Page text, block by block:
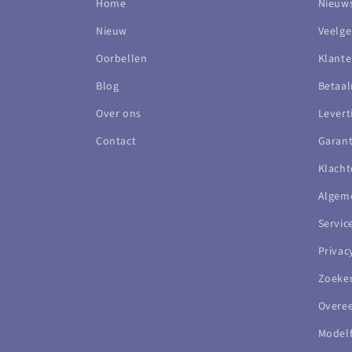
Home
Nieuw
Oorbellen
Blog
Over ons
Contact